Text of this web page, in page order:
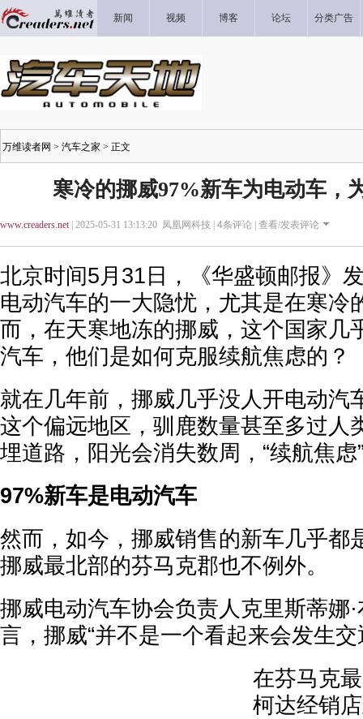
新闻 视频 博客 论坛 分类广告
万维读者网 > 汽车之家 > 正文
寒冷的挪威97%新车为电动车，
www.creaders.net| 2025-05-31 13:13:20 凤凰网科技 | 4条评论 | 查看/发表评论
北京时间5月31日，《华盛顿邮报》
电动汽车的一大隐忧，尤其是在寒冷
而，在天寒地冻的挪威，这个国家几
汽车，他们是如何克服续航焦虑的？
就在几年前，挪威几乎没人开电动汽
这个偏远地区，驯鹿数量甚至多过人
埋道路，阳光会消失数周，“续航焦虑
97%新车是电动汽车
然而，如今，挪威销售的新车几乎都
挪威最北部的芬马克郡也不例外。
挪威电动汽车协会负责人克里斯蒂娜
言，挪威“并不是一个看起来会发生
在芬马克
柯达经销